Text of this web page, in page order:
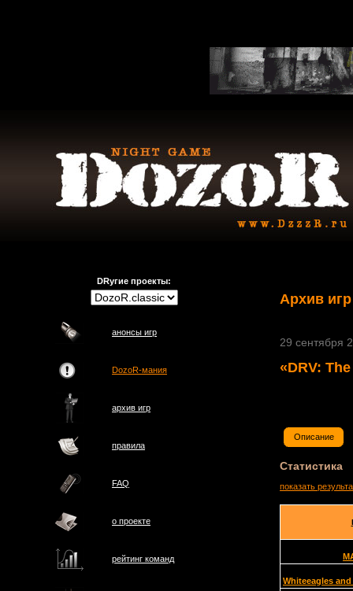
DRугие проекты:
анонсы игр
DozoR-мания
архив игр
правила
FAQ
о проектe
рейтинг команд
Архив игр
29 сентября
«DRV:
Описание
Статистика
показать
Whiteeagles and